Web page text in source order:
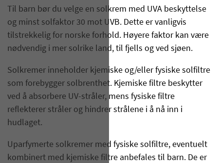
Til barn bør du velge en solkrem med UVA beskyttelse
og minst solfaktor 30 mot UVB. Dette er vanligvis
tilstrekkelig for norske forhold. Høyere faktor kan være
nødvendig i mer solrike land, til fjells og ved sjøen.
Solkremer inneholder kjemiske og/eller fysiske solfiltre
som forebygger solbrenthet. Kjemiske filtre beskytter
ved å absorbere UV-stråler, mens fysiske filtre
reflekterer stråler og hindrer strålene i å nå inn i
hudlaget.
Uparfymerte solkremer med fysiske solfiltre, eventuelt
kombinert med kjemiske filtre anbefales til barn. De er